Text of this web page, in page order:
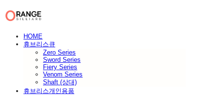
HOME
휴브리스큐
Zero Series
Sword Series
Fiery Series
Venom Series
Shaft (상대)
휴브리스개인용품